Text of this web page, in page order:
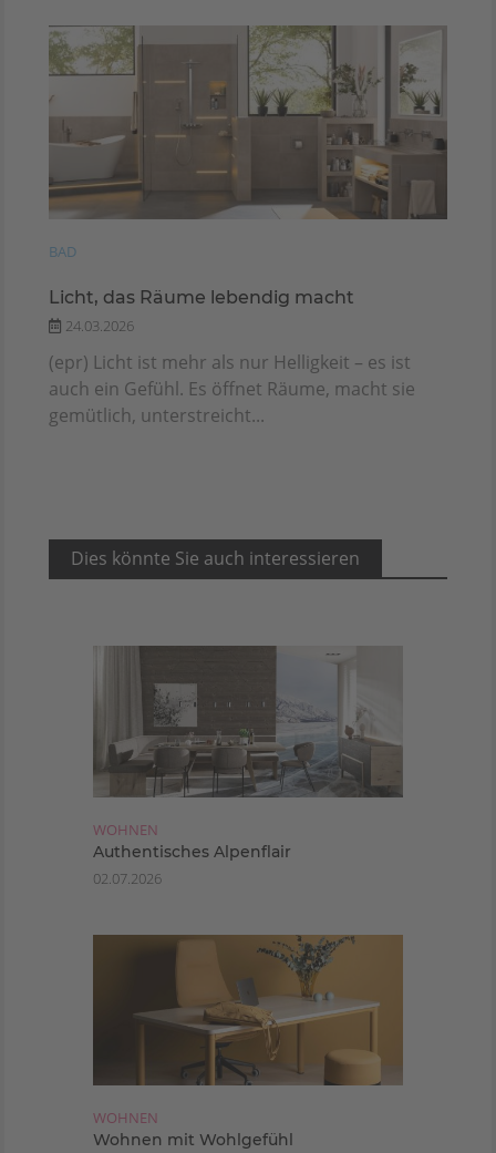
BAD
Licht, das Räume lebendig macht
24.03.2026
(epr) Licht ist mehr als nur Helligkeit – es ist
auch ein Gefühl. Es öffnet Räume, macht sie
gemütlich, unterstreicht...
Dies könnte Sie auch interessieren
WOHNEN
Authentisches Alpenflair
02.07.2026
WOHNEN
Wohnen mit Wohlgefühl